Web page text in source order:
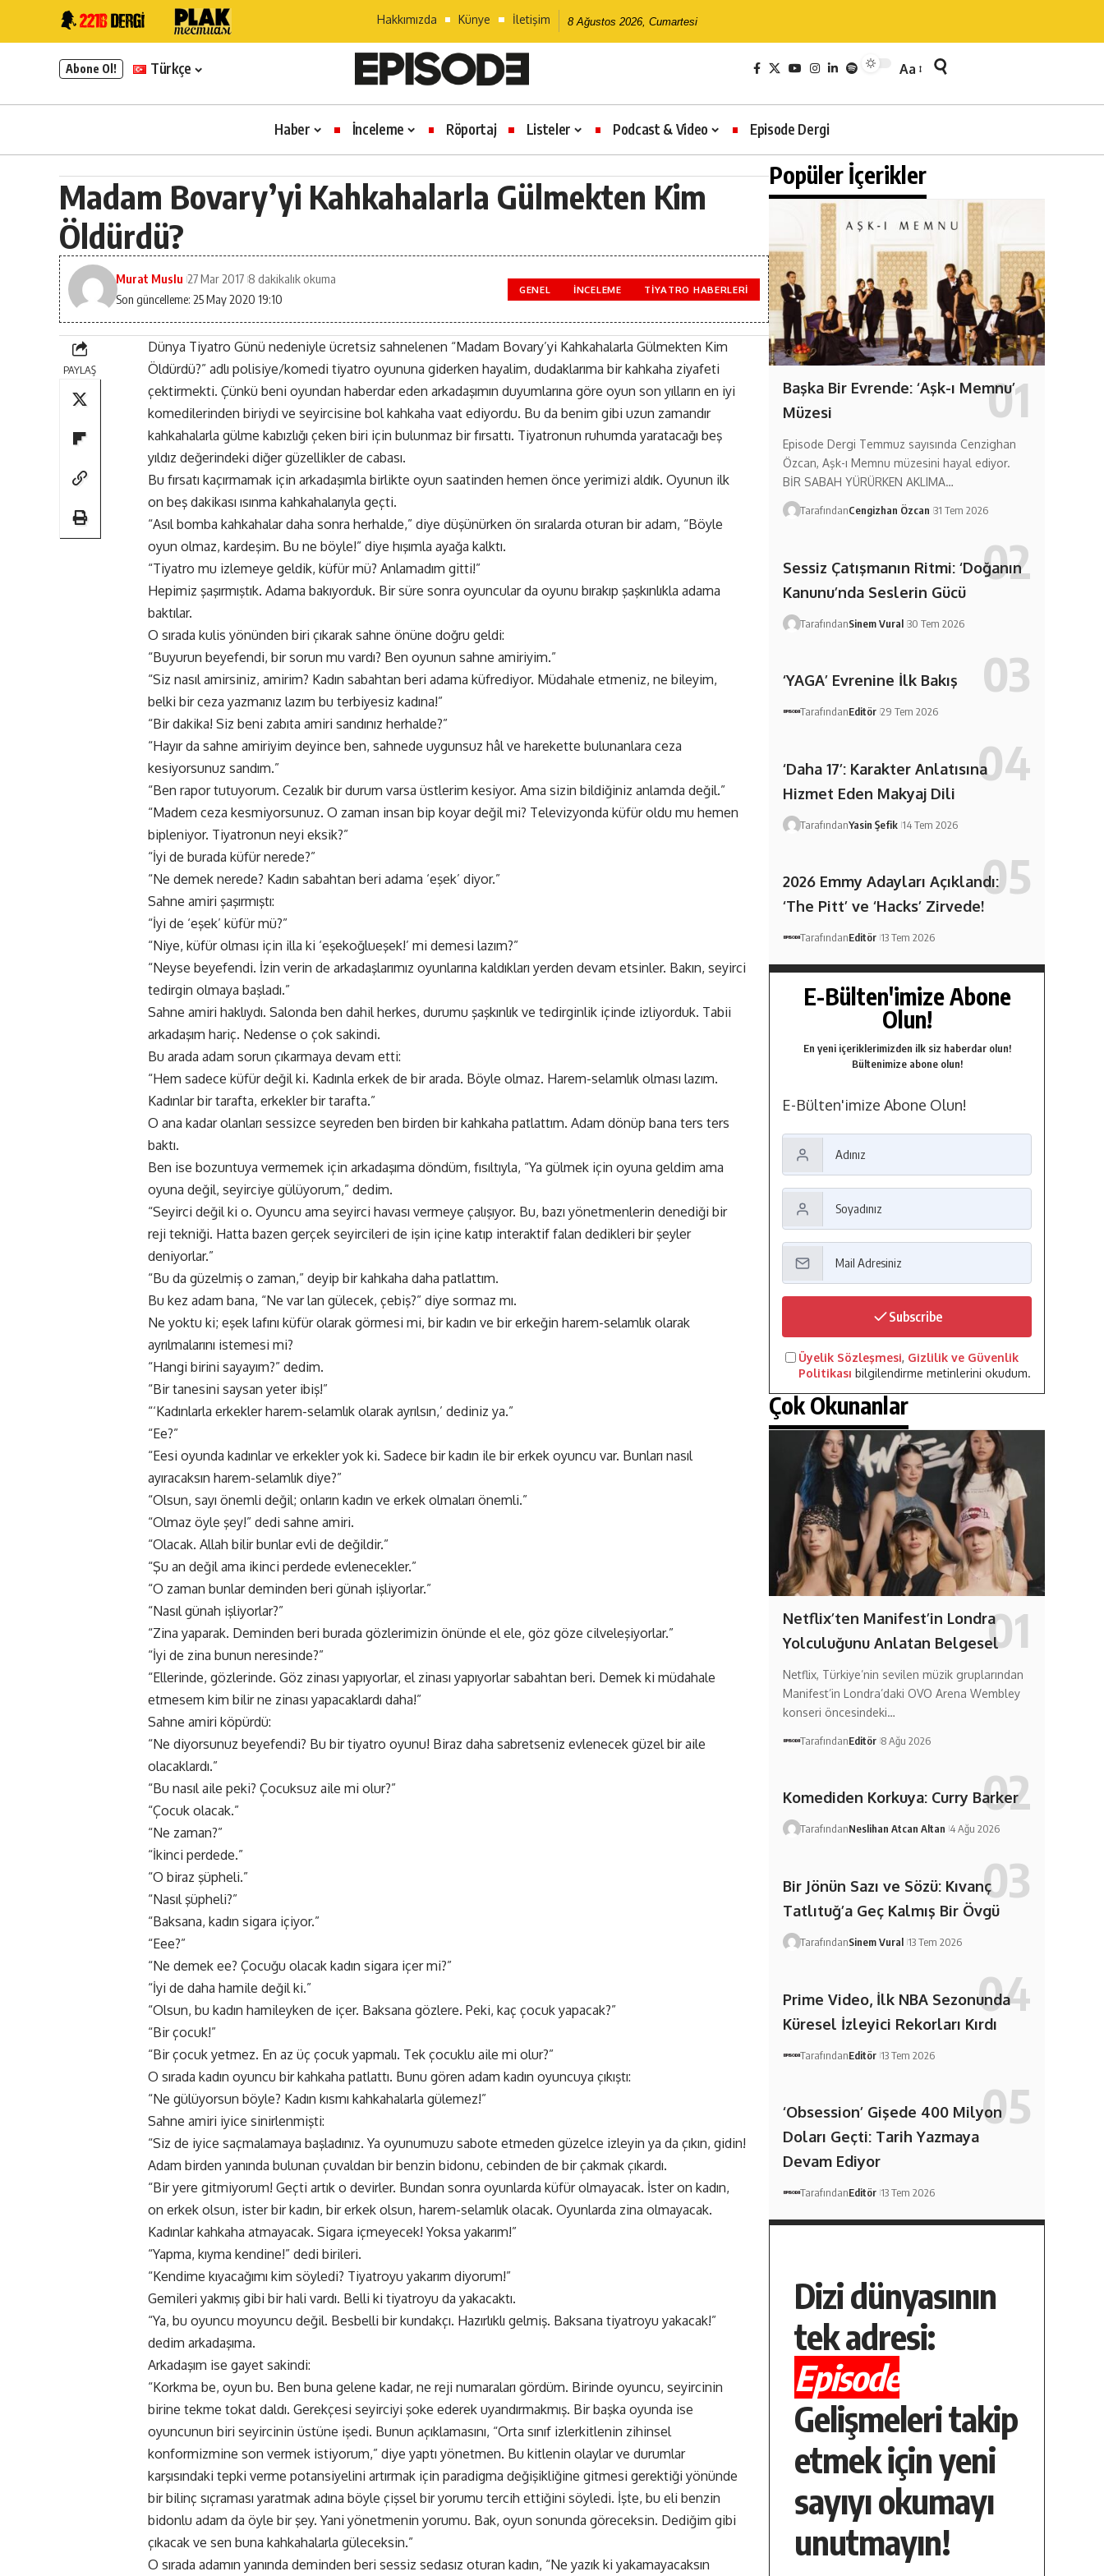
Hakkımızda Künye İletişim 8 Ağustos 2026, Cumartesi
Abone Ol! Türkçe Aa
Haber İnceleme Röportaj Listeler Podcast & Video Episode Dergi
Madam Bovary’yi Kahkahalarla Gülmekten Kim
Öldürdü?
Son güncelleme: 25 May 2020 19:10
Murat Muslu 27 Mar 2017 8 dakikalık okuma
GENEL İNCELEME TIYATRO HABERLERI
PAYLAŞ
Dünya Tiyatro Günü nedeniyle ücretsiz sahnelenen “Madam Bovary’yi Kahkahalarla Gülmekten Kim
Öldürdü?” adlı polisiye/komedi tiyatro oyununa giderken hayalim, dudaklarıma bir kahkaha ziyafeti
çektirmekti. Çünkü beni oyundan haberdar eden arkadaşımın duyumlarına göre oyun son yılların en iyi
komedilerinden biriydi ve seyircisine bol kahkaha vaat ediyordu. Bu da benim gibi uzun zamandır
kahkahalarla gülme kabızlığı çeken biri için bulunmaz bir fırsattı. Tiyatronun ruhumda yaratacağı beş
yıldız değerindeki diğer güzellikler de cabası.
Bu fırsatı kaçırmamak için arkadaşımla birlikte oyun saatinden hemen önce yerimizi aldık. Oyunun ilk
on beş dakikası ısınma kahkahalarıyla geçti.
“Asıl bomba kahkahalar daha sonra herhalde,” diye düşünürken ön sıralarda oturan bir adam, “Böyle
oyun olmaz, kardeşim. Bu ne böyle!” diye hışımla ayağa kalktı.
“Tiyatro mu izlemeye geldik, küfür mü? Anlamadım gitti!”
Hepimiz şaşırmıştık. Adama bakıyorduk. Bir süre sonra oyuncular da oyunu bırakıp şaşkınlıkla adama
baktılar.
O sırada kulis yönünden biri çıkarak sahne önüne doğru geldi:
“Buyurun beyefendi, bir sorun mu vardı? Ben oyunun sahne amiriyim.”
“Siz nasıl amirsiniz, amirim? Kadın sabahtan beri adama küfrediyor. Müdahale etmeniz, ne bileyim,
belki bir ceza yazmanız lazım bu terbiyesiz kadına!”
“Bir dakika! Siz beni zabıta amiri sandınız herhalde?”
“Hayır da sahne amiriyim deyince ben, sahnede uygunsuz hâl ve harekette bulunanlara ceza
kesiyorsunuz sandım.”
“Ben rapor tutuyorum. Cezalık bir durum varsa üstlerim kesiyor. Ama sizin bildiğiniz anlamda değil.”
“Madem ceza kesmiyorsunuz. O zaman insan bip koyar değil mi? Televizyonda küfür oldu mu hemen
bipleniyor. Tiyatronun neyi eksik?”
“İyi de burada küfür nerede?”
“Ne demek nerede? Kadın sabahtan beri adama ‘eşek’ diyor.”
Sahne amiri şaşırmıştı:
“İyi de ‘eşek’ küfür mü?”
“Niye, küfür olması için illa ki ‘eşekoğlueşek!’ mi demesi lazım?”
“Neyse beyefendi. İzin verin de arkadaşlarımız oyunlarına kaldıkları yerden devam etsinler. Bakın, seyirci
tedirgin olmaya başladı.”
Sahne amiri haklıydı. Salonda ben dahil herkes, durumu şaşkınlık ve tedirginlik içinde izliyorduk. Tabii
arkadaşım hariç. Nedense o çok sakindi.
Bu arada adam sorun çıkarmaya devam etti:
“Hem sadece küfür değil ki. Kadınla erkek de bir arada. Böyle olmaz. Harem-selamlık olması lazım.
Kadınlar bir tarafta, erkekler bir tarafta.”
O ana kadar olanları sessizce seyreden ben birden bir kahkaha patlattım. Adam dönüp bana ters ters
baktı.
Ben ise bozuntuya vermemek için arkadaşıma döndüm, fısıltıyla, “Ya gülmek için oyuna geldim ama
oyuna değil, seyirciye gülüyorum,” dedim.
“Seyirci değil ki o. Oyuncu ama seyirci havası vermeye çalışıyor. Bu, bazı yönetmenlerin denediği bir
reji tekniği. Hatta bazen gerçek seyircileri de işin içine katıp interaktif falan dedikleri bir şeyler
deniyorlar.”
“Bu da güzelmiş o zaman,” deyip bir kahkaha daha patlattım.
Bu kez adam bana, “Ne var lan gülecek, çebiş?” diye sormaz mı.
Ne yoktu ki; eşek lafını küfür olarak görmesi mi, bir kadın ve bir erkeğin harem-selamlık olarak
ayrılmalarını istemesi mi?
“Hangi birini sayayım?” dedim.
“Bir tanesini saysan yeter ibiş!”
“‘Kadınlarla erkekler harem-selamlık olarak ayrılsın,’ dediniz ya.”
“Ee?”
“Eesi oyunda kadınlar ve erkekler yok ki. Sadece bir kadın ile bir erkek oyuncu var. Bunları nasıl
ayıracaksın harem-selamlık diye?”
“Olsun, sayı önemli değil; onların kadın ve erkek olmaları önemli.”
“Olmaz öyle şey!” dedi sahne amiri.
“Olacak. Allah bilir bunlar evli de değildir.”
“Şu an değil ama ikinci perdede evlenecekler.”
“O zaman bunlar deminden beri günah işliyorlar.”
“Nasıl günah işliyorlar?”
“Zina yaparak. Deminden beri burada gözlerimizin önünde el ele, göz göze cilveleşiyorlar.”
“İyi de zina bunun neresinde?”
“Ellerinde, gözlerinde. Göz zinası yapıyorlar, el zinası yapıyorlar sabahtan beri. Demek ki müdahale
etmesem kim bilir ne zinası yapacaklardı daha!”
Sahne amiri köpürdü:
“Ne diyorsunuz beyefendi? Bu bir tiyatro oyunu! Biraz daha sabretseniz evlenecek güzel bir aile
olacaklardı.”
“Bu nasıl aile peki? Çocuksuz aile mi olur?”
“Çocuk olacak.”
“Ne zaman?”
“İkinci perdede.”
“O biraz şüpheli.”
“Nasıl şüpheli?”
“Baksana, kadın sigara içiyor.”
“Eee?”
“Ne demek ee? Çocuğu olacak kadın sigara içer mi?”
“İyi de daha hamile değil ki.”
“Olsun, bu kadın hamileyken de içer. Baksana gözlere. Peki, kaç çocuk yapacak?”
“Bir çocuk!”
“Bir çocuk yetmez. En az üç çocuk yapmalı. Tek çocuklu aile mi olur?”
O sırada kadın oyuncu bir kahkaha patlattı. Bunu gören adam kadın oyuncuya çıkıştı:
“Ne gülüyorsun böyle? Kadın kısmı kahkahalarla gülemez!”
Sahne amiri iyice sinirlenmişti:
“Siz de iyice saçmalamaya başladınız. Ya oyunumuzu sabote etmeden güzelce izleyin ya da çıkın, gidin!
Adam birden yanında bulunan çuvaldan bir benzin bidonu, cebinden de bir çakmak çıkardı.
“Bir yere gitmiyorum! Geçti artık o devirler. Bundan sonra oyunlarda küfür olmayacak. İster on kadın,
on erkek olsun, ister bir kadın, bir erkek olsun, harem-selamlık olacak. Oyunlarda zina olmayacak.
Kadınlar kahkaha atmayacak. Sigara içmeyecek! Yoksa yakarım!”
“Yapma, kıyma kendine!” dedi birileri.
“Kendime kıyacağımı kim söyledi? Tiyatroyu yakarım diyorum!”
Gemileri yakmış gibi bir hali vardı. Belli ki tiyatroyu da yakacaktı.
“Ya, bu oyuncu moyuncu değil. Besbelli bir kundakçı. Hazırlıklı gelmiş. Baksana tiyatroyu yakacak!”
dedim arkadaşıma.
Arkadaşım ise gayet sakindi:
“Korkma be, oyun bu. Ben buna gelene kadar, ne reji numaraları gördüm. Birinde oyuncu, seyircinin
birine tekme tokat daldı. Gerekçesi seyirciyi şoke ederek uyandırmakmış. Bir başka oyunda ise
oyuncunun biri seyircinin üstüne işedi. Bunun açıklamasını, “Orta sınıf izlerkitlenin zihinsel
konformizmine son vermek istiyorum,” diye yaptı yönetmen. Bu kitlenin olaylar ve durumlar
karşısındaki tepki verme potansiyelini artırmak için paradigma değişikliğine gitmesi gerektiği yönünde
bir bilinç sıçraması yaratmak adına böyle çişsel bir yorumu tercih ettiğini söyledi. İşte, bu eli benzin
bidonlu adam da öyle bir şey. Yani yönetmenin yorumu. Bak, oyun sonunda göreceksin. Dediğim gibi
çıkacak ve sen buna kahkahalarla güleceksin.”
O sırada adamın yanında deminden beri sessiz sedasız oturan kadın, “Ne yazık ki yakamayacaksın
Popüler İçerikler
Başka Bir Evrende: ‘Aşk-ı Memnu’
Müzesi
Episode Dergi Temmuz sayısında Cenzighan
Özcan, Aşk-ı Memnu müzesini hayal ediyor.
BİR SABAH YÜRÜRKEN AKLIMA…
TarafındanCengizhan Özcan 31 Tem 2026
Sessiz Çatışmanın Ritmi: ‘Doğanın
Kanunu’nda Seslerin Gücü
TarafındanSinem Vural 30 Tem 2026
‘YAGA’ Evrenine İlk Bakış
TarafındanEditör 29 Tem 2026
‘Daha 17’: Karakter Anlatısına
Hizmet Eden Makyaj Dili
TarafındanYasin Şefik 14 Tem 2026
2026 Emmy Adayları Açıklandı:
‘The Pitt’ ve ‘Hacks’ Zirvede!
TarafındanEditör 13 Tem 2026
E-Bülten'imize Abone
Olun!
En yeni içeriklerimizden ilk siz haberdar olun!
Bültenimize abone olun!
E-Bülten'imize Abone Olun!
Subscribe
Üyelik Sözleşmesi, Gizlilik ve Güvenlik
Politikası bilgilendirme metinlerini okudum.
Çok Okunanlar
Netflix’ten Manifest’in Londra
Yolculuğunu Anlatan Belgesel
Netflix, Türkiye’nin sevilen müzik gruplarından
Manifest’in Londra’daki OVO Arena Wembley
konseri öncesindeki…
TarafındanEditör 8 Ağu 2026
Komediden Korkuya: Curry Barker
TarafındanNeslihan Atcan Altan 4 Ağu 2026
Bir Jönün Sazı ve Sözü: Kıvanç
Tatlıtuğ’a Geç Kalmış Bir Övgü
TarafındanSinem Vural 13 Tem 2026
Prime Video, İlk NBA Sezonunda
Küresel İzleyici Rekorları Kırdı
TarafındanEditör 13 Tem 2026
‘Obsession’ Gişede 400 Milyon
Doları Geçti: Tarih Yazmaya
Devam Ediyor
TarafındanEditör 13 Tem 2026
Dizi dünyasının
tek adresi:
Episode
Gelişmeleri takip
etmek için yeni
sayıyı okumayı
unutmayın!